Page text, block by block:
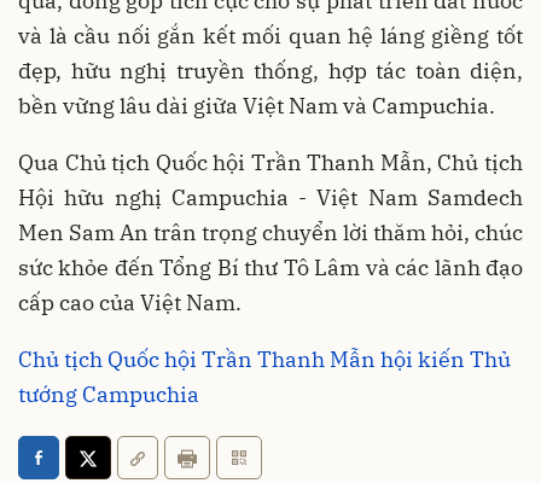
và là cầu nối gắn kết mối quan hệ láng giềng tốt
đẹp, hữu nghị truyền thống, hợp tác toàn diện,
bền vững lâu dài giữa Việt Nam và Campuchia.
Qua Chủ tịch Quốc hội Trần Thanh Mẫn, Chủ tịch
Hội hữu nghị Campuchia - Việt Nam Samdech
Men Sam An trân trọng chuyển lời thăm hỏi, chúc
sức khỏe đến Tổng Bí thư Tô Lâm và các lãnh đạo
cấp cao của Việt Nam.
Chủ tịch Quốc hội Trần Thanh Mẫn hội kiến Thủ
tướng Campuchia